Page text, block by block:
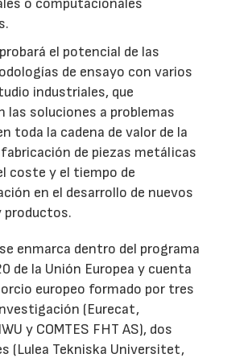
o computacionales
el potencial de las
de ensayo con varios
industriales, que
las soluciones a problemas
toda la cadena de valor de la
de piezas metálicas
coste y el tiempo de
en el desarrollo de nuevos
productos.
enmarca dentro del programa
de la Unión Europea y cuenta
europeo formado por tres
(Eurecat,
y COMTES FHT AS), dos
(Lulea Tekniska Universitet,